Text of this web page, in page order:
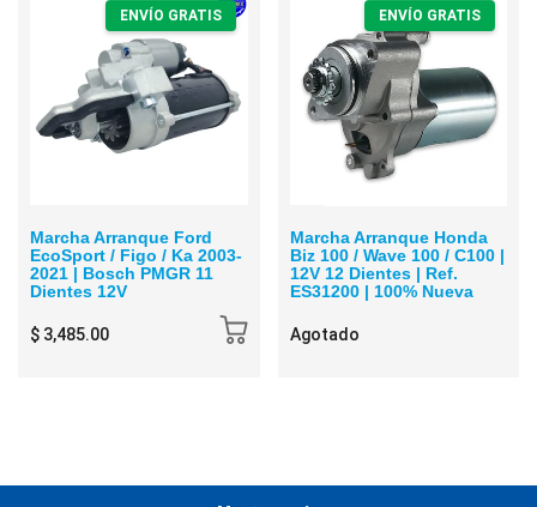
ENVÍO GRATIS
Marcha Arranque Ford
EcoSport / Figo / Ka 2003-
2021 | Bosch PMGR 11
Dientes 12V
$ 3,485.00
ENVÍO GRATIS
Marcha Arranque Honda
Biz 100 / Wave 100 / C100 |
12V 12 Dientes | Ref.
ES31200 | 100% Nueva
Agotado